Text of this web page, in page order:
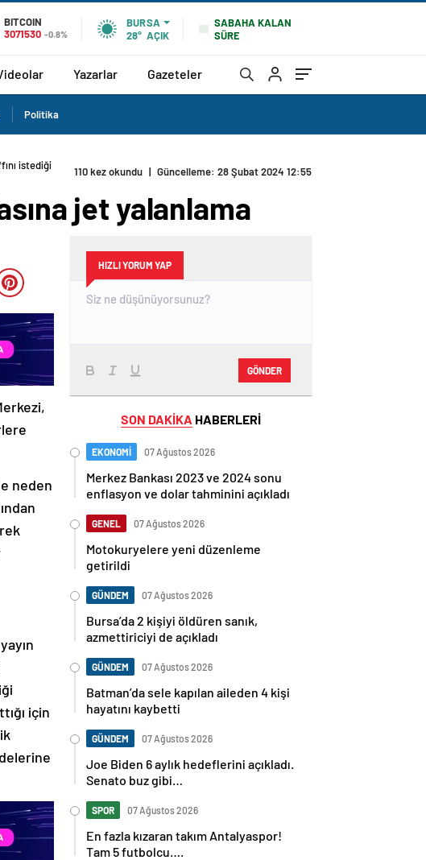
BITCOIN
3071530 -0.8%
BURSA
28° AÇIK
SABAHA KALAN
SÜRE
Yazarlar Gazeteler
Politika
istediği
110 kez okundu | Güncelleme: 28 Şubat 2024 12:55
jet yalanlama
neden
için
HIZLI YORUM YAP
GÖNDER
SON DAKİKA HABERLERİ
EKONOMİ 07 Ağustos 2026
Merkez Bankası 2023 ve 2024 sonu
enflasyon ve dolar tahminini açıkladı
GENEL 07 Ağustos 2026
Motokuryelere yeni düzenleme
getirildi
GÜNDEM 07 Ağustos 2026
Bursa’da 2 kişiyi öldüren sanık,
azmettiriciyi de açıkladı
GÜNDEM 07 Ağustos 2026
Batman’da sele kapılan aileden 4 kişi
hayatını kaybetti
GÜNDEM 07 Ağustos 2026
Joe Biden 6 aylık hedeflerini açıkladı.
Senato buz gibi…
SPOR 07 Ağustos 2026
En fazla kızaran takım Antalyaspor!
Tam 5 futbolcu….